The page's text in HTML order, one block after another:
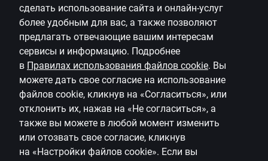
сделать использование сайта и онлайн-услуг
более удобным для вас, а также позволяют
предлагать отвечающие вашим интересам
сервисы и информацию. Подробнее
в Правилах использования файлов cookie. Вы
можете дать свое согласие на использование
файлов cookie, кликнув на «Согласиться», или
отклонить их, нажав на «Не согласиться», а
также вы можете в любой момент изменить
или отозвать свое согласие, кликнув
на «Настройки файлов cookie». Если вы